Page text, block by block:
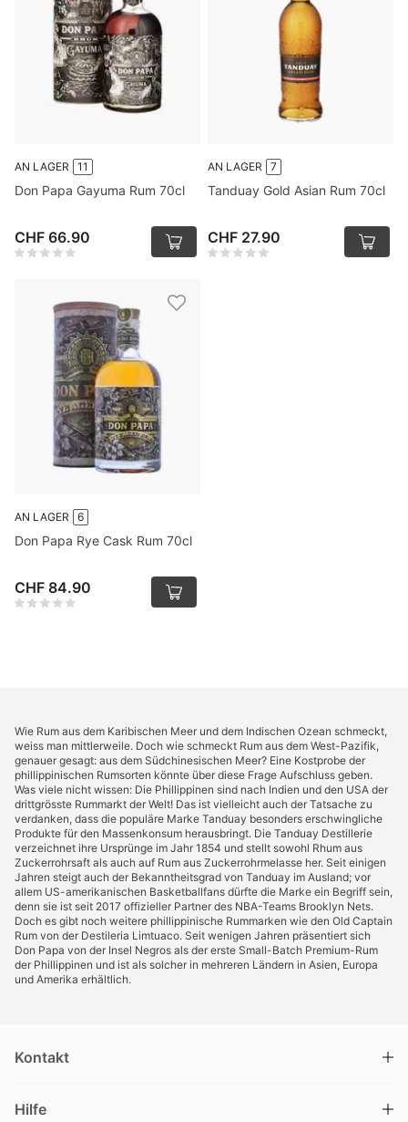
AN LAGER 11
Don Papa Gayuma Rum 70cl
CHF 66.90
AN LAGER 7
Tanduay Gold Asian Rum 70cl
CHF 27.90
AN LAGER 6
Don Papa Rye Cask Rum 70cl
CHF 84.90
Wie Rum aus dem Karibischen Meer und dem Indischen Ozean schmeckt,
weiss man mittlerweile. Doch wie schmeckt Rum aus dem West-Pazifik,
genauer gesagt: aus dem Südchinesischen Meer? Eine Kostprobe der
phillippinischen Rumsorten könnte über diese Frage Aufschluss geben.
Was viele nicht wissen: Die Phillippinen sind nach Indien und den USA der
drittgrösste Rummarkt der Welt! Das ist vielleicht auch der Tatsache zu
verdanken, dass die populäre Marke Tanduay besonders erschwingliche
Produkte für den Massenkonsum herausbringt. Die Tanduay Destillerie
verzeichnet ihre Ursprünge im Jahr 1854 und stellt sowohl Rhum aus
Zuckerrohrsaft als auch auf Rum aus Zuckerrohrmelasse her. Seit einigen
Jahren steigt auch der Bekanntheitsgrad von Tanduay im Ausland; vor
allem US-amerikanischen Basketballfans dürfte die Marke ein Begriff sein,
denn sie ist seit 2017 offizieller Partner des NBA-Teams Brooklyn Nets.
Doch es gibt noch weitere phillippinische Rummarken wie den Old Captain
Rum von der Destileria Limtuaco. Seit wenigen Jahren präsentiert sich
Don Papa von der Insel Negros als der erste Small-Batch Premium-Rum
der Phillippinen und ist als solcher in mehreren Ländern in Asien, Europa
und Amerika erhältlich.
Kontakt
Nüschelerstrasse 35
Hilfe